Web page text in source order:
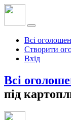
Всі
Створити
Вхід
Всі
під